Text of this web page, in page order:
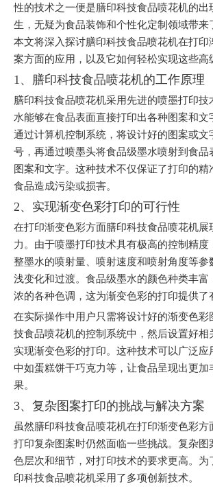
性的技术之一便是膳印科技食品喷花机的出
生，无疑为食品装饰和个性化定制领域带来
本文将深入探讨膳印科技食品喷花机在打印
案方面的应用，以及它如何轻松实现这些高
1、膳印科技食品喷花机的工作原理
膳印科技食品喷花机采用先进的喷墨打印技
水能够在食品表面直接打印出各种图案和文
通过计算机控制系统，将设计好的图案或文
号，再通过喷墨头将食品级墨水喷射到食品
图案和文字。这种技术不仅保证了打印的
食品造成污染或损害。
2、实现渐变色彩打印的可行性
在打印渐变色彩方面膳印科技食品喷花机展
力。由于喷墨打印技术具有极高的控制精度
整墨水的喷射量、喷射速度和喷射角度等参
浅变化和过渡。食品级墨水的颜色种类丰富
浓的各种色调，这为渐变色彩的打印提供了
在实际操作中用户只需将设计好的渐变色彩
技食品喷花机的控制系统中，然后设置好相
实现渐变色彩的打印。这种技术可以广泛应
中如蛋糕饼干巧克力等，让食品呈现出更加
果。
3、复杂图案打印的挑战与解决方案
虽然膳印科技食品喷花机在打印渐变色彩方
打印复杂图案时仍然面临一些挑战。复杂图
色层次和细节，对打印技术的要求更高。为
印科技食品喷花机采用了多项创新技术。